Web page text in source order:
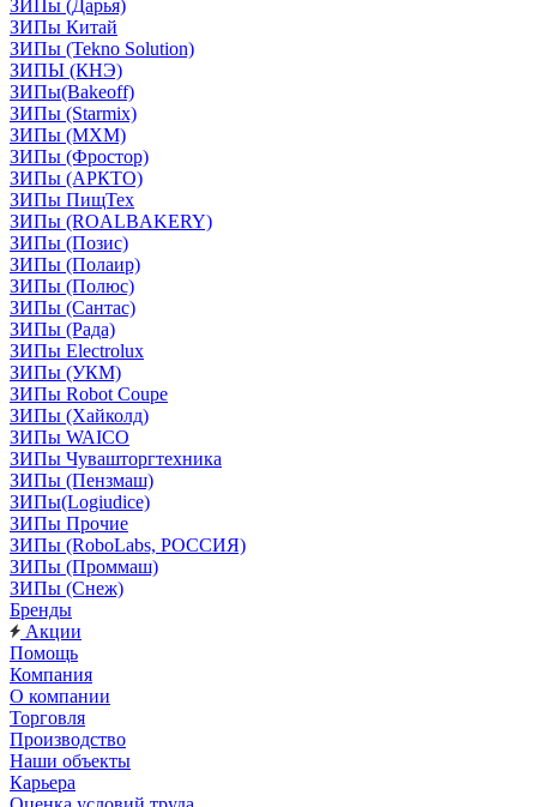
ЗИПы (Дарья)
ЗИПы Китай
ЗИПы (Tekno Solution)
ЗИПЫ (КНЭ)
ЗИПы(Bakeoff)
ЗИПы (Starmix)
ЗИПы (МХМ)
ЗИПы (Фростор)
ЗИПы (АРКТО)
ЗИПы ПищТех
ЗИПы (ROALBAKERY)
ЗИПы (Позис)
ЗИПы (Полаир)
ЗИПы (Полюс)
ЗИПы (Сантас)
ЗИПы (Рада)
ЗИПы Electrolux
ЗИПы (УКМ)
ЗИПы Robot Coupe
ЗИПы (Хайколд)
ЗИПы WAICO
ЗИПы Чувашторгтехника
ЗИПы (Пензмаш)
ЗИПы(Logiudice)
ЗИПы Прочие
ЗИПы (RoboLabs, РОССИЯ)
ЗИПы (Проммаш)
ЗИПы (Снеж)
Бренды
Акции
Помощь
Компания
О компании
Торговля
Производство
Наши объекты
Карьера